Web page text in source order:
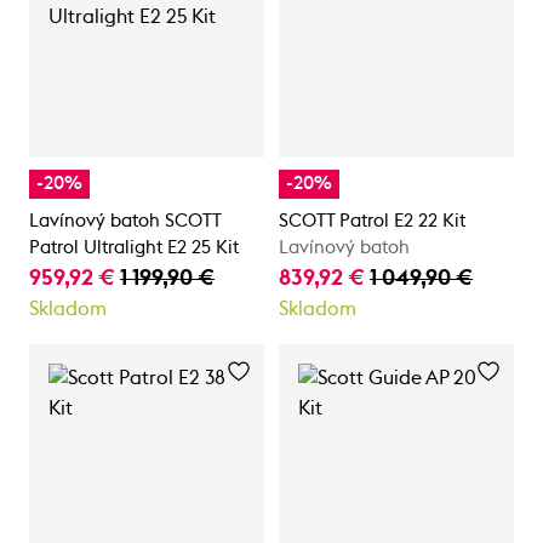
-20%
Lavínový batoh SCOTT
Patrol Ultralight E2 25 Kit
959,92 € 1 199,90 €
Skladom
-20%
SCOTT Patrol E2 22 Kit
Lavínový batoh
839,92 € 1 049,90 €
Skladom